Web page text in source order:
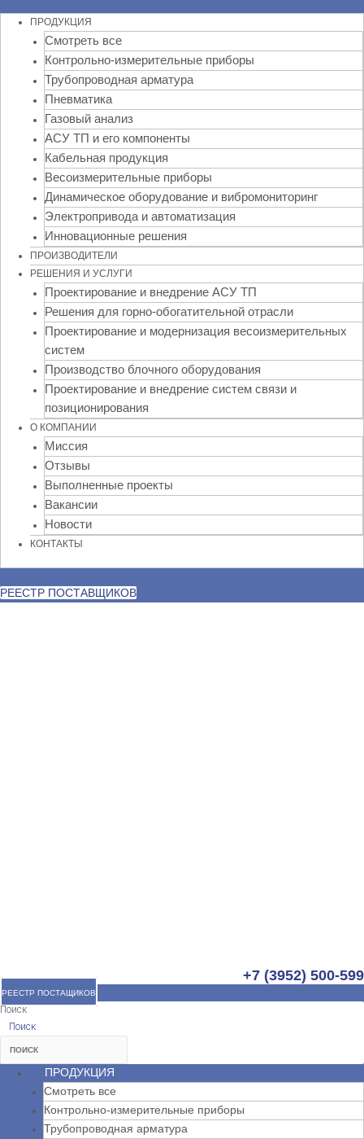
ПРОДУКЦИЯ
Смотреть все
Контрольно-измерительные приборы
Трубопроводная арматура
Пневматика
Газовый анализ
АСУ ТП и его компоненты
Кабельная продукция
Весоизмерительные приборы
Динамическое оборудование и вибромониторинг
Электропривода и автоматизация
Инновационные решения
ПРОИЗВОДИТЕЛИ
РЕШЕНИЯ И УСЛУГИ
Проектирование и внедрение АСУ ТП
Решения для горно-обогатительной отрасли
Проектирование и модернизация весоизмерительных
систем
Производство блочного оборудования
Проектирование и внедрение систем связи и
позиционирования
О КОМПАНИИ
Миссия
Отзывы
Выполненные проекты
Вакансии
Новости
КОНТАКТЫ
РЕЕСТР ПОСТАВЩИКОВ
+7 (3952) 500-599
РЕЕСТР ПОСТАЩИКОВ
Поиск
Поиск
ПРОДУКЦИЯ
Смотреть все
Контрольно-измерительные приборы
Трубопроводная арматура